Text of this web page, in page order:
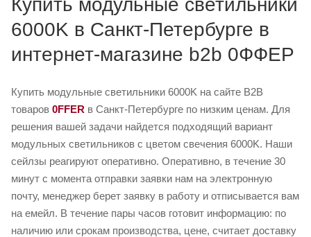
6000K в Санкт-Петербурге в
интернет-магазине b2b 0ФФЕР
Купить модульные светильники 6000K на сайте B2B
товаров 0FFER в Санкт-Петербурге по низким ценам. Для
решения вашей задачи найдется подходящий вариант
модульных светильников с цветом свечения 6000K. Наши
сейлзы реагируют оперативно. Оперативно, в течение 30
минут с момента отправки заявки нам на электронную
почту, менеджер берет заявку в работу и отписывается вам
на емейл. В течение пары часов готовит информацию: по
наличию или срокам производства, цене, считает доставку